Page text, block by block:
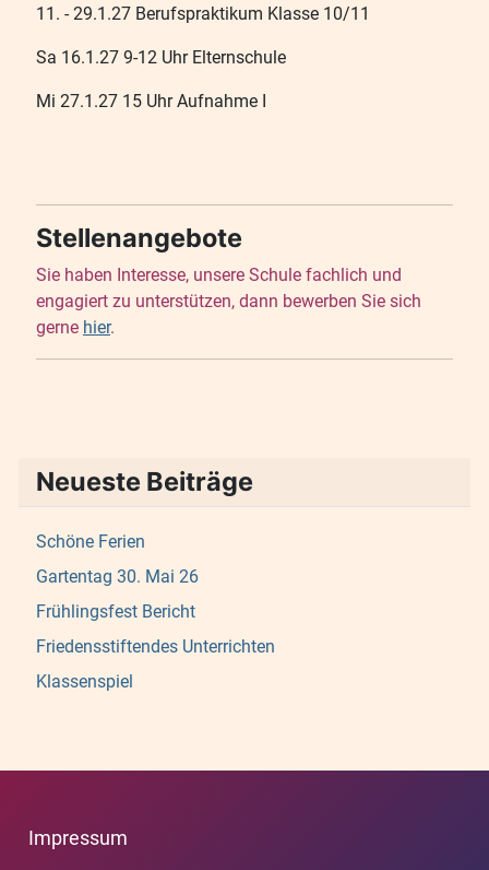
11. - 29.1.27 Berufspraktikum Klasse 10/11
Sa 16.1.27 9-12 Uhr Elternschule
Mi 27.1.27 15 Uhr Aufnahme I
Stellenangebote
Sie haben Interesse, unsere Schule fachlich und
engagiert zu unterstützen, dann bewerben Sie sich
gerne hier.
Neueste Beiträge
Schöne Ferien
Gartentag 30. Mai 26
Frühlingsfest Bericht
Friedensstiftendes Unterrichten
Klassenspiel
Impressum